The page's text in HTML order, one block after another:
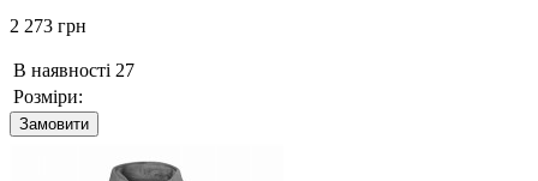
2 273 грн
В наявності 27
Розміри:
Замовити